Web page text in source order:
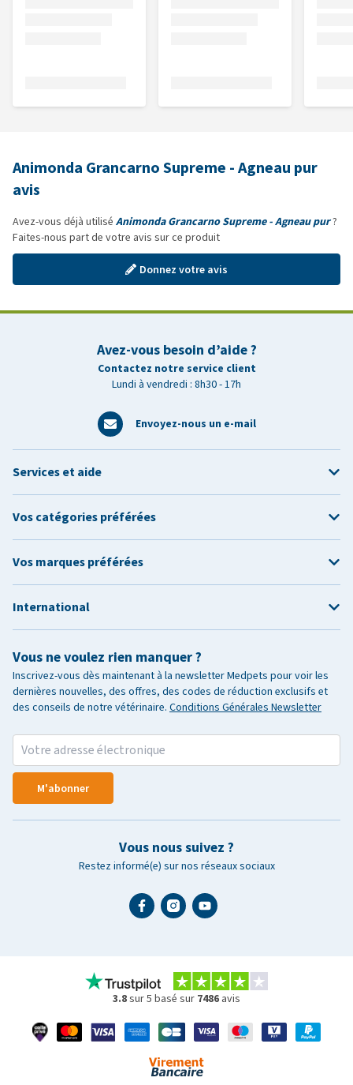
Animonda Grancarno Supreme - Agneau pur
avis
Avez-vous déjà utilisé Animonda Grancarno Supreme - Agneau pur?
Faites-nous part de votre avis sur ce produit
Donnez votre avis
Avez-vous besoin d’aide ?
Contactez notre service client
Lundi à vendredi : 8h30 - 17h
Envoyez-nous un e-mail
Vous ne voulez rien manquer ?
Inscrivez-vous dès maintenant à la newsletter Medpets pour voir les
dernières nouvelles, des offres, des codes de réduction exclusifs et
des conseils de notre vétérinaire. Conditions Générales Newsletter
M'abonner
Vous nous suivez ?
Restez informé(e) sur nos réseaux sociaux
Services et aide
Vos catégories préférées
Vos marques préférées
International
3.8sur 5 basé sur 7486 avis